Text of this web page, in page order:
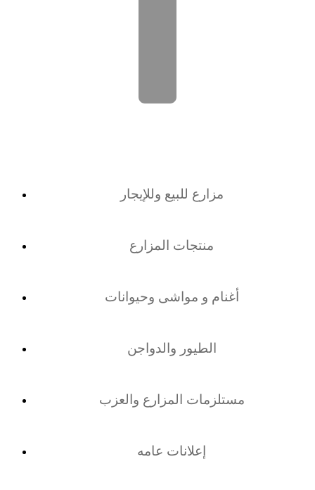
مزارع للبيع وللإيجار
منتجات المزارع
أغنام و مواشى وحيوانات
الطيور والدواجن
مستلزمات المزارع والعزب
إعلانات عامه